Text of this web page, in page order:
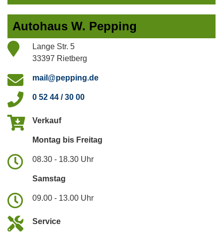
Autohaus W. Pepping
Lange Str. 5
33397 Rietberg
mail@pepping.de
0 52 44 / 30 00
Verkauf
Montag bis Freitag
08.30 - 18.30 Uhr
Samstag
09.00 - 13.00 Uhr
Service